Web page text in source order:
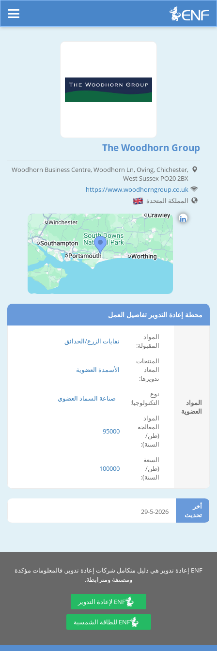
The Woodhorn Group
Woodhorn Business Centre, Woodhorn Ln, Oving, Chichester,
West Sussex PO20 2BX
https://www.woodhorngroup.co.uk
المملكة المتحدة
محطة إعادة التدوير تفاصيل العمل
المواد
العضوية
المواد
المقبولة:
نفايات الزرع/الحدائق
المنتجات
المعاد
تدويرها:
الأسمدة العضوية
نوع
التكنولوجيا:
صناعة السماد العضوي
المواد
المعالجة
(طن/
السنة):
95000
السعة
(طن/
السنة):
100000
أخر
تحديث
29-5-2026
ENF إعادة تدوير هي دليل متكامل شركات إعادة تدوير. فالمعلومات مؤكدة
ومصنفة ومترابطة.
ENF لإعادة التدوير
ENF للطاقة الشمسية